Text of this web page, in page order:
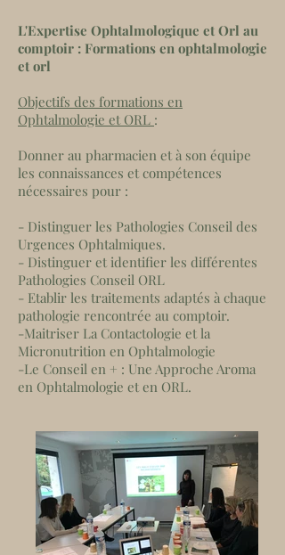
L'Expertise Ophtalmologique et Orl au
comptoir : Formations en ophtalmologie
et orl
Objectifs des formations en
Ophtalmologie et ORL :
Donner au pharmacien et à son équipe
les connaissances et compétences
nécessaires pour :
- Distinguer les Pathologies Conseil des
Urgences Ophtalmiques.
- Distinguer et identifier les différentes
Pathologies Conseil ORL
- Etablir les traitements adaptés à chaque
pathologie rencontrée au comptoir.
-Maitriser La Contactologie et la
Micronutrition en Ophtalmologie
-Le Conseil en + : Une Approche Aroma
en Ophtalmologie et en ORL.